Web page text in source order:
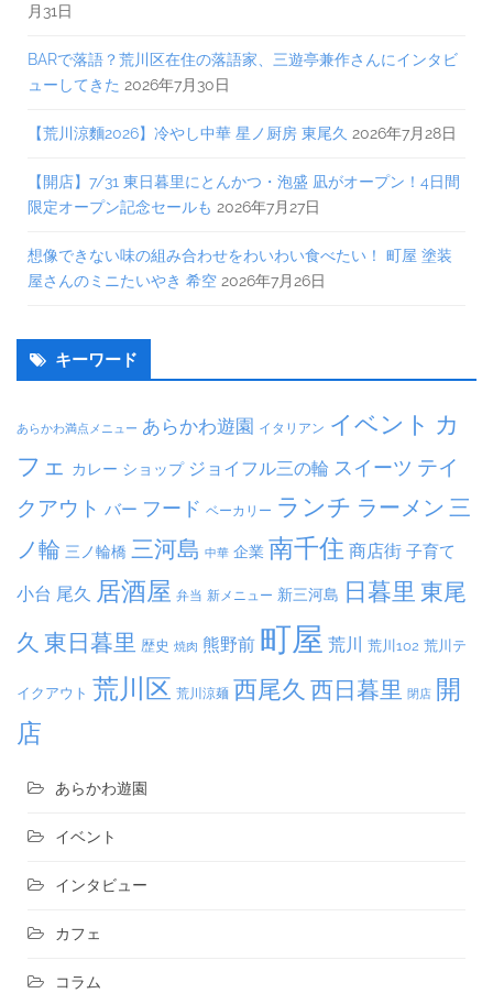
月31日
BARで落語？荒川区在住の落語家、三遊亭兼作さんにインタビ
ューしてきた 2026年7月30日
【荒川涼麵2026】冷やし中華 星ノ厨房 東尾久 2026年7月28日
【開店】7/31 東日暮里にとんかつ・泡盛 凪がオープン！4日間
限定オープン記念セールも 2026年7月27日
想像できない味の組み合わせをわいわい食べたい！ 町屋 塗装
屋さんのミニたいやき 希空 2026年7月26日
キーワード
あらかわ満点メニュー あらかわ遊園 イタリアン イベント カ
フェ カレー ショップ ジョイフル三の輪 スイーツ テイ
クアウト バー フード ベーカリー ランチ ラーメン 三
ノ輪 三ノ輪橋 三河島 中華 企業 南千住 商店街 子育て
小台 尾久 居酒屋 弁当 新メニュー 新三河島 日暮里 東尾
久 東日暮里 歴史 焼肉 熊野前 町屋 荒川 荒川102 荒川テ
イクアウト 荒川区 荒川涼麺 西尾久 西日暮里 閉店 開
店
あらかわ遊園
イベント
インタビュー
カフェ
コラム